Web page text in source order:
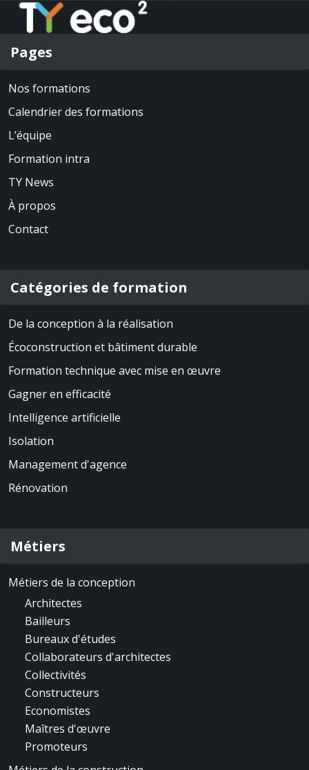
Pages
Nos formations
Calendrier des formations
L’équipe
Formation intra
TY News
À propos
Contact
Catégories de formation
De la conception à la réalisation
Écoconstruction et bâtiment durable
Formation technique avec mise en œuvre
Gagner en efficacité
Intelligence artificielle
Isolation
Management d'agence
Rénovation
Métiers
Métiers de la conception
Architectes
Bailleurs
Bureaux d'études
Collaborateurs d'architectes
Collectivités
Constructeurs
Economistes
Maîtres d'œuvre
Promoteurs